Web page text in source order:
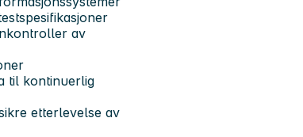
av
til kontinuerlig
etterlevelse av